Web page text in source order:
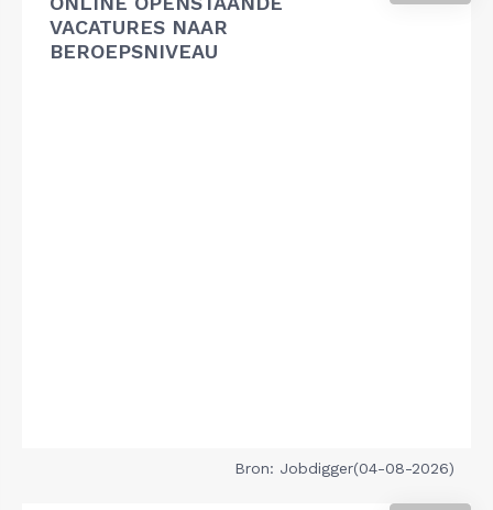
VACATURES NAAR
BEROEPSNIVEAU
Bron: Jobdigger(04-08-2026)